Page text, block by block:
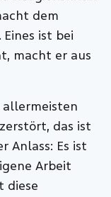
dem
ist bei
macht er aus
allermeisten
das ist
Anlass: Es ist
Arbeit
diese